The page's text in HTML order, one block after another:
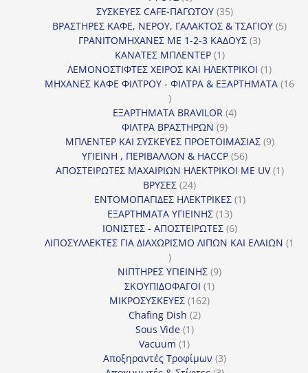
προϊόντα
ΣΥΣΚΕΥΕΣ CAFE-ΠΑΓΩΤΟΥ 3535
προϊόντα
ΒΡΑΣΤΗΡΕΣ ΚΑΦΕ, ΝΕΡΟΥ, ΓΑΛΑΚΤΟΣ & ΤΣΑΓΙΟΥ 55
ΓΡΑΝΙΤΟΜΗΧΑΝΕΣ ΜΕ 1-2-3 ΚΑΔΟΥΣ 33
ΚΑΝΑΤΕΣ ΜΠΛΕΝΤΕΡ 11
προϊόν
ΛΕΜΟΝΟΣΤΙΦΤΕΣ ΧΕΙΡΟΣ ΚΑΙ ΗΛΕΚΤΡΙΚΟΙ 11
προϊόν
ΜΗΧΑΝΕΣ ΚΑΦΕ ΦΙΛΤΡΟΥ - ΦΙΛΤΡΑ & ΕΞΑΡΤΗΜΑΤΑ 16
16
προϊόντα
ΕΞΑΡΤΗΜΑΤΑ BRAVILOR 44
ΦΙΛΤΡΑ ΒΡΑΣΤΗΡΩΝ 99
προϊόντα
ΜΠΛΕΝΤΕΡ ΚΑΙ ΣΥΣΚΕΥΕΣ ΠΡΟΕΤΟΙΜΑΣΙΑΣ 99
ΥΓΙΕΙΝΗ , ΠΕΡΙΒΑΛΛΟΝ & HACCP 5656
προϊόντα
ΑΠΟΣΤΕΙΡΩΤΕΣ ΜΑΧΑΙΡΙΩΝ ΗΛΕΚΤΡΙΚΟΙ ΜΕ UV 11
ΒΡΥΣΕΣ 2424
προϊόντα
ΕΝΤΟΜΟΠΑΓΙΔΕΣ ΗΛΕΚΤΡΙΚΕΣ 11
ΕΞΑΡΤΗΜΑΤΑ ΥΓΙΕΙΝΗΣ 1313
προϊόντα
ΙΟΝΙΣΤΕΣ - ΑΠΟΣΤΕΙΡΩΤΕΣ 66
προϊόντα
ΛΙΠΟΣΥΛΛΕΚΤΕΣ ΓΙΑ ΔΙΑΧΩΡΙΣΜΟ ΛΙΠΩΝ ΚΑΙ ΕΛΑΙΩΝ 1
1
προϊόν
ΝΙΠΤΗΡΕΣ ΥΓΙΕΙΝΗΣ 99
ΣΚΟΥΠΙΔΟΦΑΓΟΙ 11
ΜΙΚΡΟΣΥΣΚΕΥΕΣ 162162
Chafing Dish 22
Sous Vide 11
Vacuum 11
προϊόν
Αποξηραντές Τροφίμων 33